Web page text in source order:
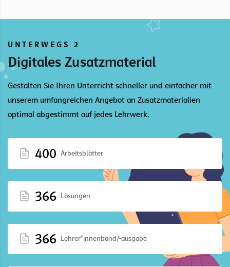
UNTERWEGS 2
Digitales Zusatzmaterial
Gestalten Sie Ihren Unterricht schneller und einfacher mit
unserem umfangreichen Angebot an Zusatzmaterialien
optimal abgestimmt auf jedes Lehrwerk.
400 Arbeitsblätter
366 Lösungen
366 Lehrer*innenband/-ausgabe